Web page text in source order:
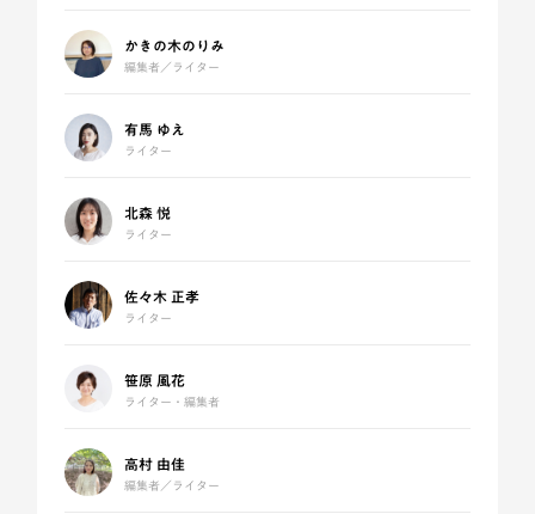
かきの木のりみ
編集者／ライター
有馬 ゆえ
ライター
北森 悦
ライター
佐々木 正孝
ライター
笹原 風花
ライター・編集者
高村 由佳
編集者／ライター